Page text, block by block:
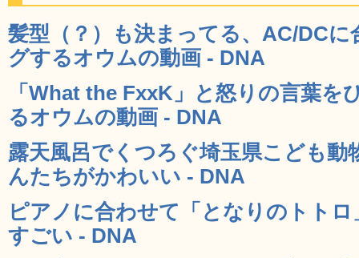
髪型（？）も決まってる、AC/DC
グするオウムの動画 - DNA
「What the FxxK」と怒りの言葉を
るオウムの動画 - DNA
露天風呂でくつろぐ埼玉県こども動
んたちがかわいい - DNA
ピアノに合わせて「となりのトト
すごい - DNA